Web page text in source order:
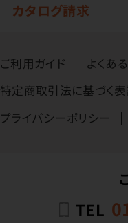
カタログ請求
ご利用ガイド よくあ
特定商取引法に基づく
プライバシーポリシー
TEL